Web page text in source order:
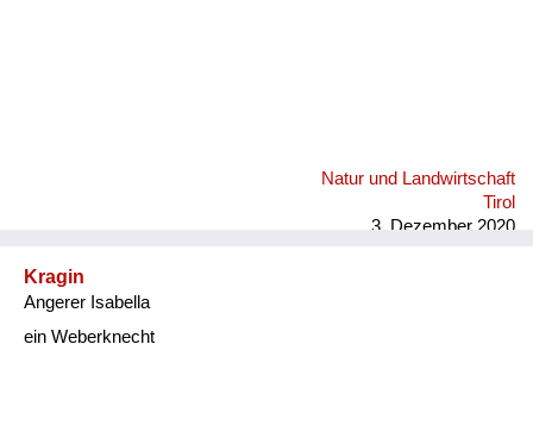
Natur und Landwirtschaft
Tirol
3. Dezember 2020
Kragin
Angerer Isabella
ein Weberknecht